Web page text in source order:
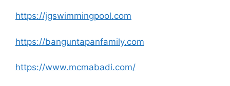
https://jgswimmingpool.com
https://banguntapanfamily.com
https://www.mcmabadi.com/